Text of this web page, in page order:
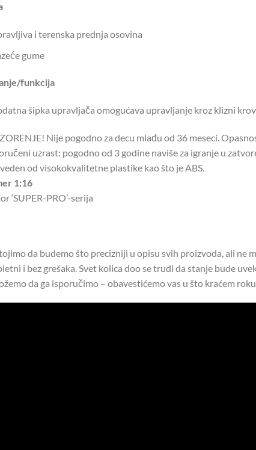
i terenska prednja osovina
gume
funkcija
šipka upravljača omogućava upravljanje kroz klizni
Nije pogodno za decu mlađu od 36 meseci.
uzrast: pogodno od 3 godine naviše za igranje u
od visokokvalitetne plastike kao što je ABS.
1:16
‘SUPER-PRO’-serija
da budemo što precizniji u opisu svih proizvoda, ali ne
i bez grešaka. Svet kolica doo se trudi da stanje bude
da ga isporučimo – obavestićemo vas u što kraćem